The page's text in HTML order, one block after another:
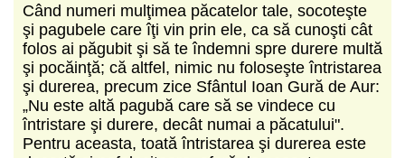
Când numeri mulţimea păcatelor tale, socoteşte
şi pagubele care îţi vin prin ele, ca să cunoşti cât
folos ai păgubit şi să te îndemni spre durere multă
şi pocăinţă; că altfel, nimic nu foloseşte întristarea
şi durerea, precum zice Sfântul Ioan Gură de Aur:
„Nu este altă pagubă care să se vindece cu
întristare şi durere, decât numai a păcatului".
Pentru aceasta, toată întristarea şi durerea este